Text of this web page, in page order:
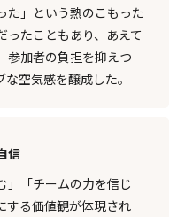
た」という熱のこもった
たこともあり、あえて
参加者の負担を抑えつ
空気感を醸成した。
信
」「チームの力を信じ
する価値観が体現され